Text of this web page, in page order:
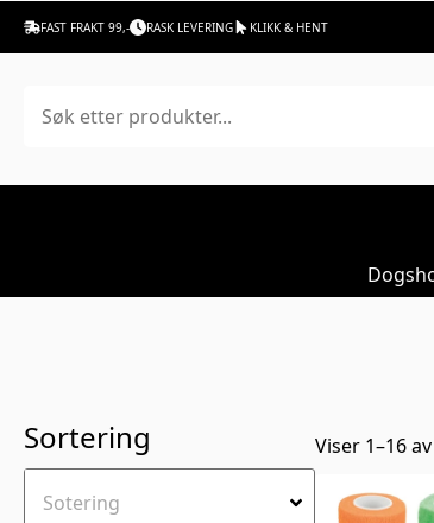
Pleie &
FAST FRAKT 99,- RASK LEVERING KLIKK & HENT
Sortering Viser 1–16